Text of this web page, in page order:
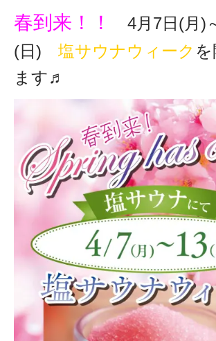
春到来！！
4月7日(月)
(日) 塩サウナウィーク を
ます♬